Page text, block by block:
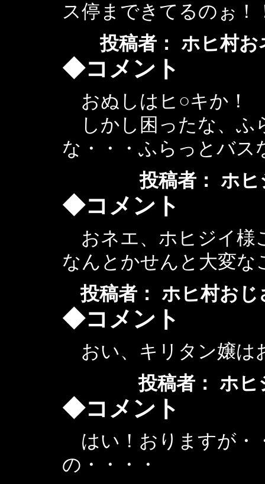
ス停まできてるのぉ！
投稿者： ホヒ村
◆コメント
おぬしはヒ○キか！
しかし困ったな、ふ
な・・・ふらっとバス
投稿者： ホ
◆コメント
おネエ、ホヒジイ様
なんとかせんと大変な
投稿者： ホヒ村お
◆コメント
おい、キリタン嬢は
投稿者： ホ
◆コメント
はい！おりますが・
の・・・・